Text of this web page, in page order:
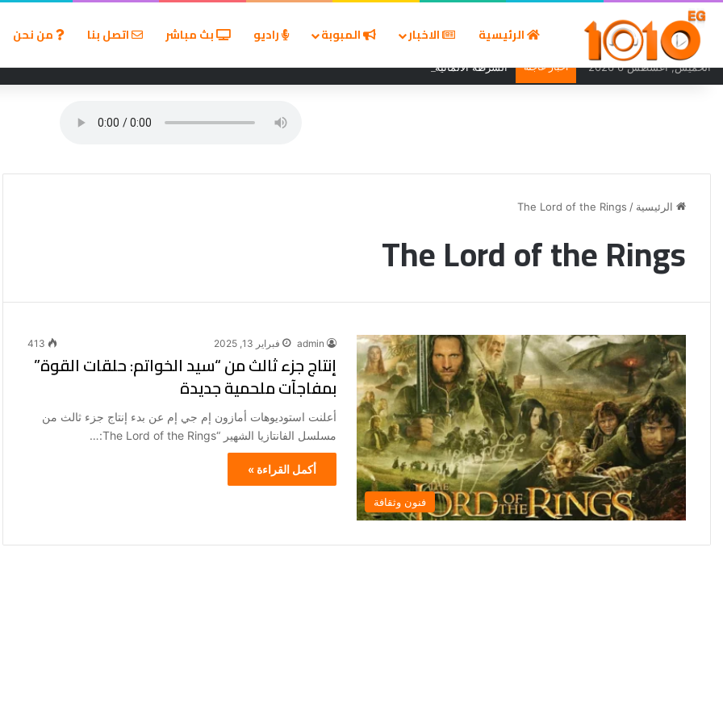
الرئيسية الاخبار المبوبة راديو بث مباشر اتصل بنا من نحن
الخميس, أغسطس 6 2026 أخبار عاجلة الشرطة الألمانية تبطل مفعول طائرة مسيّرة مفخخة في مطار لايبزيج/هاله
الرئيسية /
The Lord of the Rings
The Lord of the Rings
فنون وثقافة
admin فبراير 13, 2025 413
إنتاج جزء ثالث من “سيد الخواتم: حلقات القوة”
بمفاجآت ملحمية جديدة
أعلنت استوديوهات أمازون إم جي إم عن بدء إنتاج جزء ثالث من
مسلسل الفانتازيا الشهير “The Lord of the Rings:…
أكمل القراءة »